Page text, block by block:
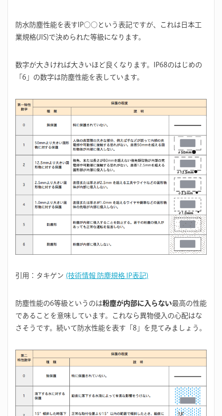
防水防塵性能を表すIP○○という表記ですが、これは日本工
業規格(JIS)で決められた等級になります。
数字が大きければ大きいほど良くなります。IP68のはじめの
「6」の数字は防塵性能を表しています。
引用：タキゲン (技術情報 防塵規格 IP表記)
防塵性能の6等級というのは粉塵が内部に入らない最高の性能
であることを意味しています。これなら異物侵入の心配はな
さそうです。続いて防水性能を表す「8」を見てみましょう。